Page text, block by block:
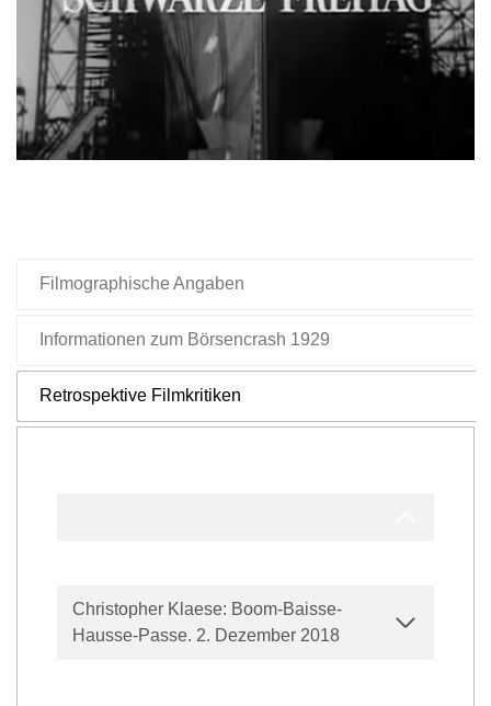
Filmographische Angaben
Informationen zum Börsencrash 1929
Retrospektive Filmkritiken
Christopher Klaese: Boom-Baisse-
Hausse-Passe. 2. Dezember 2018